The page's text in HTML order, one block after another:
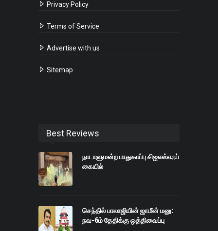
Privacy Policy
Terms of Service
Advertise with us
Sitemap
Best Reviews
நாடாளுமன்ற பாதுகாப்பு சிஐஎஸ்எஃப்
கையில்
செந்தில் பாலாஜியின் ஜாமீன் மனு:
நவ-6ம் தேதிக்கு ஒத்திவைப்பு